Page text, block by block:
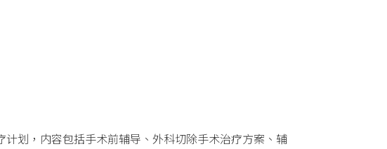
划，内容包括手术前辅导、外科切除手术治疗方案、辅